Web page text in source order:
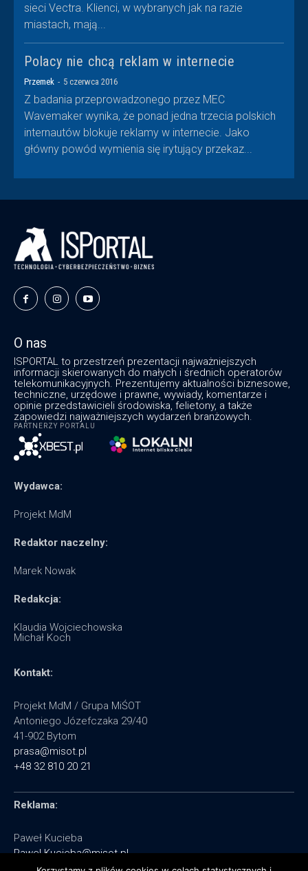
sieci Vectra. Klienci, w wybranych jak na razie
miastach, mają...
Polacy nie chcą reklam w internecie
Przemek - 5 czerwca 2016
Z badania przeprowadzonego przez MEC
Wavemaker wynika, że ponad jedna trzecia polskich
internautów blokuje reklamy w internecie. Jako
główny powód wymienia się irytujący przekaz...
O nas
ISPORTAL to przestrzeń prezentacji najważniejszych
informacji skierowanych do małych i średnich operatorów
telekomunikacyjnych. Prezentujemy aktualności biznesowe,
techniczne, urzędowe i prawne, wywiady, komentarze i
opinie przedstawicieli środowiska, felietony, a także
zapowiedzi najważniejszych wydarzeń branżowych.
PARTNERZY PORTALU
Wydawca:
Projekt MdM
Redaktor naczelny:
Marek Nowak
Redakcja:
Klaudia Wojciechowska
Michał Koch
Kontakt:
Projekt MdM / Grupa MiŚOT
Antoniego Józefczaka 29/40
41-902 Bytom
prasa@misot.pl
+48 32 810 20 21
Reklama:
Paweł Kucieba
Pawel.Kucieba@misot.pl
+48 602 495 064